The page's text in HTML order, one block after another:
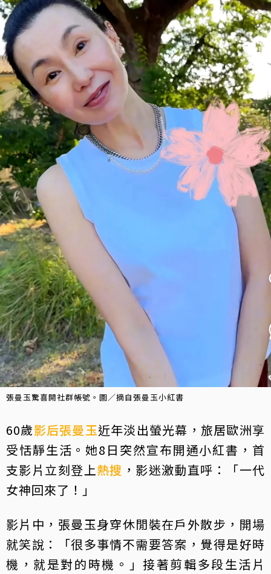
張曼玉驚喜開社群帳號。圖／摘自張曼玉小紅書
60歲影后張曼玉近年淡出螢光幕，旅居歐洲享
受恬靜生活。她8日突然宣布開通小紅書，首
支影片立刻登上熱搜 ，影迷激動直呼：「一代
女神回來了！」
影片中，張曼玉身穿休閒裝在戶外散步，開場
就笑說：「很多事情不需要答案，覺得是好時
機，就是對的時機。」接著剪輯多段生活片